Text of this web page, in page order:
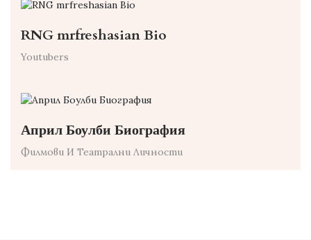
RNG mrfreshasian Bio
Youtubers
Април Боулби Биография
Филмови И Театрални Личности